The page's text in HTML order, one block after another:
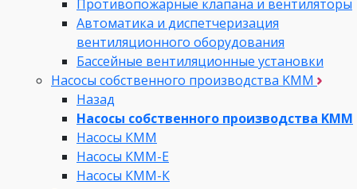
Противопожарные клапана и вентиляторы
Автоматика и диспетчеризация
вентиляционного оборудования
Бассейные вентиляционные установки
Насосы собственного производства KMM
Назад
Насосы собственного производства KMM
Насосы КММ
Насосы КММ-Е
Насосы КММ-К